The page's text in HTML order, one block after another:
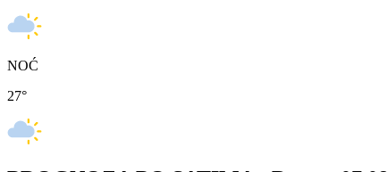
NOĆ
27°